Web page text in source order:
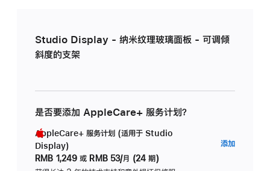
Studio Display - 纳米纹理玻璃面板 - 可调倾
斜度的支架
是否要添加 AppleCare+ 服务计划？
AppleCare+ 服务计划 (适用于 Studio
Display)
RMB 1,249 或 RMB 53/月 (24 期)
添加